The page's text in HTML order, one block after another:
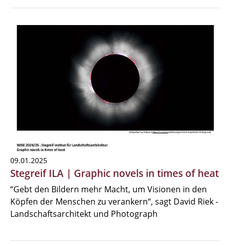
09.01.2025
Stegreif ILA | Graphic novels in times of heat
“Gebt den Bildern mehr Macht, um Visionen in den
Köpfen der Menschen zu verankern“, sagt David Riek -
Landschaftsarchitekt und Photograph